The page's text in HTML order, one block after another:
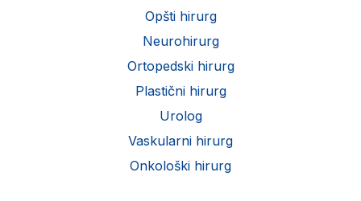
Opšti hirurg
Neurohirurg
Ortopedski hirurg
Plastični hirurg
Urolog
Vaskularni hirurg
Onkološki hirurg